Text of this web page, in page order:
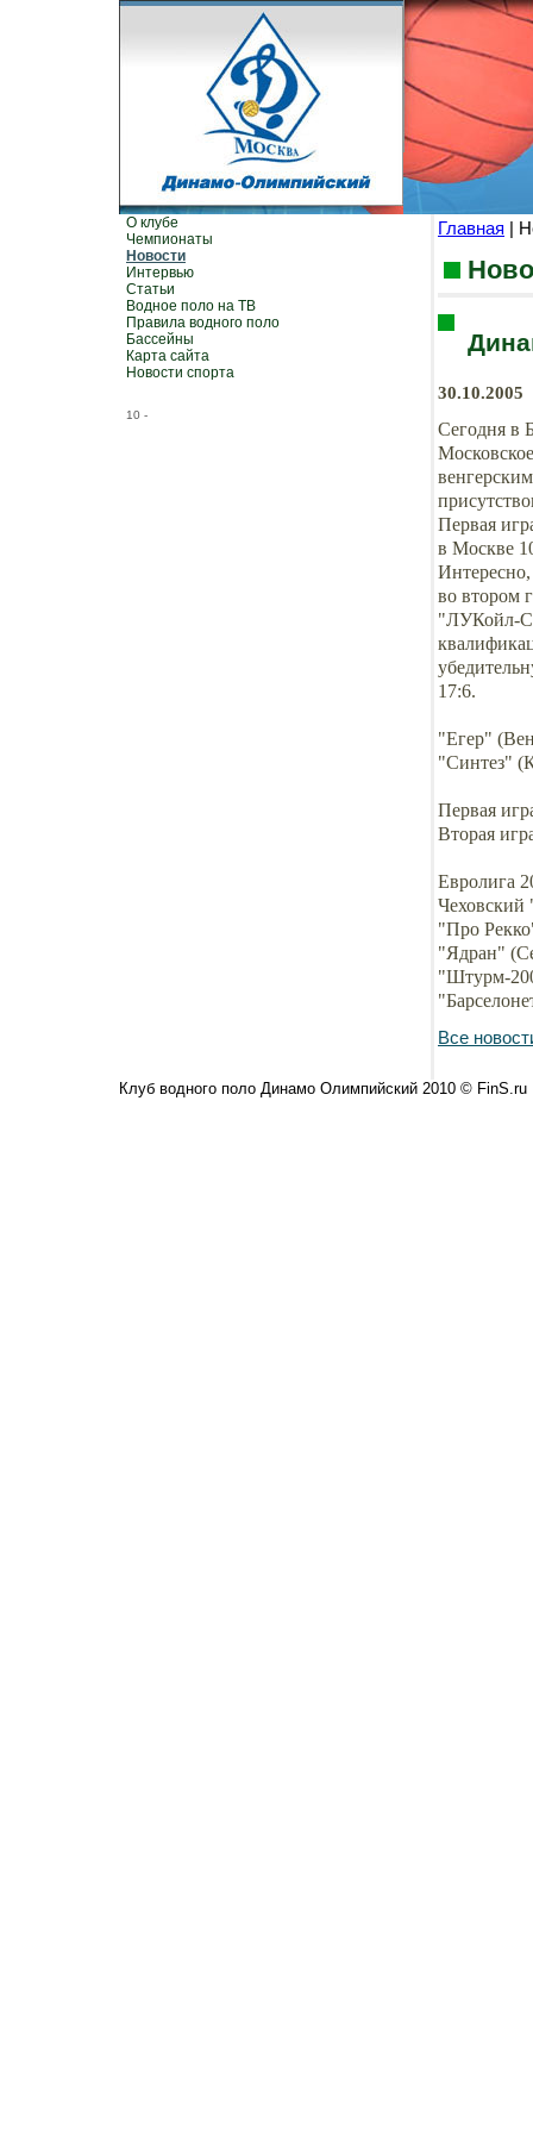
О клубе
Чемпионаты
Новости
Интервью
Статьи
Водное поло на ТВ
Правила водного поло
Бассейны
Карта сайта
Новости спорта
10 -
Главная |
30.10.2005
Сегодня в
Первая
в Москве
во втором
"ЛУКойл-
17:6.
"Егер"
"Синтез"
Первая
Вторая
Евролига
"Про
"Ядран"
"Штурм-
Все
Клуб водного поло Динамо Олимпийский 2010 © FinS.ru